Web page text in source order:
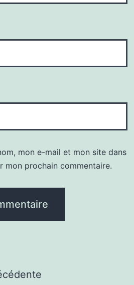
mon e-mail et mon site dans
mon prochain commentaire.